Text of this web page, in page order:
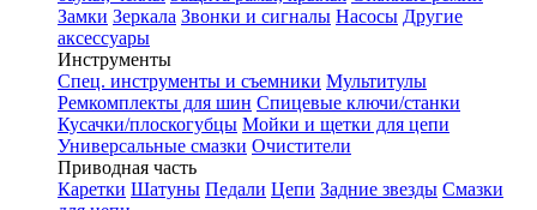
Замки Зеркала Звонки и сигналы Насосы Другие
аксессуары
Инструменты
Спец. инструменты и съемники Мультитулы
Ремкомплекты для шин Спицевые ключи/станки
Кусачки/плоскогубцы Мойки и щетки для цепи
Универсальные смазки Очистители
Приводная часть
Каретки Шатуны Педали Цепи Задние звезды Смазки